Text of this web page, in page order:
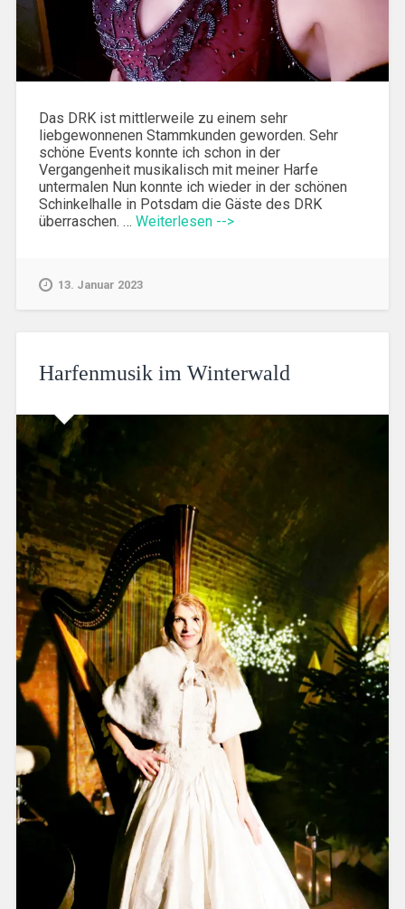
Das DRK ist mittlerweile zu einem sehr
liebgewonnenen Stammkunden geworden. Sehr
schöne Events konnte ich schon in der
Vergangenheit musikalisch mit meiner Harfe
untermalen Nun konnte ich wieder in der schönen
Schinkelhalle in Potsdam die Gäste des DRK
überraschen. … Weiterlesen -->
13. Januar 2023
Harfenmusik im Winterwald